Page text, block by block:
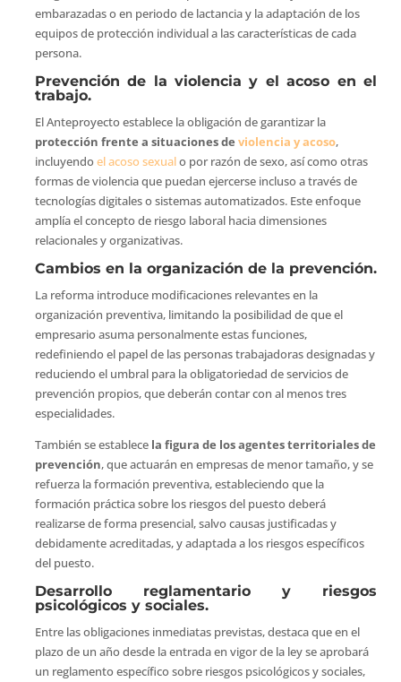
embarazadas o en periodo de lactancia y la adaptación de los
equipos de protección individual a las características de cada
persona.
Prevención de la violencia y el acoso en el
trabajo.
El Anteproyecto establece la obligación de garantizar la
protección frente a situaciones de violencia y acoso,
incluyendoel acoso sexualo por razón de sexo, así como otras
formas de violencia que puedan ejercerse incluso a través de
tecnologías digitales o sistemas automatizados. Este enfoque
amplía el concepto de riesgo laboral hacia dimensiones
relacionales y organizativas.
Cambios en la organización de la prevención.
La reforma introduce modificaciones relevantes en la
organización preventiva, limitando la posibilidad de que el
empresario asuma personalmente estas funciones,
redefiniendo el papel de las personas trabajadoras designadas y
reduciendo el umbral para la obligatoriedad de servicios de
prevención propios, que deberán contar con al menos tres
especialidades.
También se establece la figura de los agentes territoriales de
prevención, que actuarán en empresas de menor tamaño, y se
refuerza la formación preventiva, estableciendo que la
formación práctica sobre los riesgos del puesto deberá
realizarse de forma presencial, salvo causas justificadas y
debidamente acreditadas, y adaptada a los riesgos específicos
del puesto.
Desarrollo reglamentario y riesgos
psicológicos y sociales.
Entre las obligaciones inmediatas previstas, destaca que en el
plazo de un año desde la entrada en vigor de la ley se aprobará
un reglamento específico sobre riesgos psicológicos y sociales,